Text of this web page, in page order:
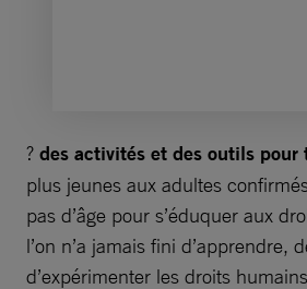
? des activités et des outils pour
plus jeunes aux adultes
pas d’âge pour s’éduquer aux
l’on n’a jamais fini d’apprendre,
d’expérimenter les droits